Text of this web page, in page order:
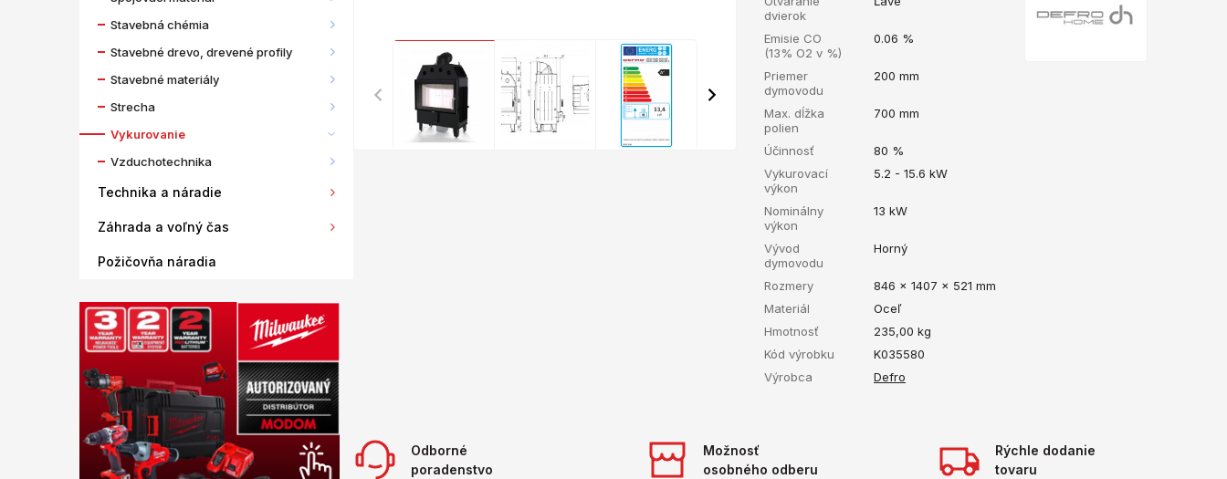
Stavebná chémia
Stavebné drevo, drevené profily
Stavebné materiály
Strecha
Vykurovanie
Vzduchotechnika
Technika a náradie
Záhrada a voľný čas
Požičovňa náradia
dvierok
Emisie CO
(13% O2 v %)
0.06 %
Priemer
dymovodu
200 mm
Max. dĺžka
polien
700 mm
Účinnosť
80 %
Vykurovací
výkon
5.2 - 15.6 kW
Nominálny
výkon
13 kW
Vývod
dymovodu
Horný
Rozmery
846 x 1407 x 521 mm
Materiál
Oceľ
Hmotnosť
235,00 kg
Kód výrobku
K035580
Výrobca
Defro
Odborné
poradenstvo
Možnosť
osobného odberu
Rýchle dodanie
tovaru